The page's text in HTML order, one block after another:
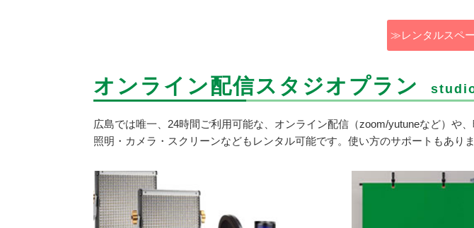
≫レンタルスペ
オンライン配信スタジオプラン
広島では唯一、24時間ご利用可能な、オンライン配信（zoom/yutuneなど）や
照明・カメラ・スクリーンなどもレンタル可能です。使い方のサポートもあり